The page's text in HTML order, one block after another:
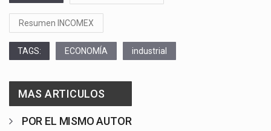
Resumen INCOMEX
TAGS: ECONOMÍA industrial
MAS ARTICULOS
POR EL MISMO AUTOR